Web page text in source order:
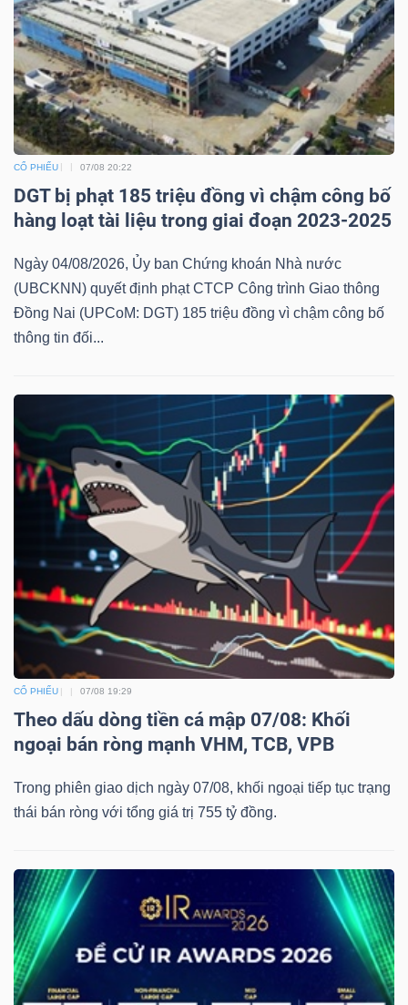
CỔ PHIẾU 07/08 20:22
DGT bị phạt 185 triệu đồng vì chậm công bố
hàng loạt tài liệu trong giai đoạn 2023-2025
Ngày 04/08/2026, Ủy ban Chứng khoán Nhà nước
(UBCKNN) quyết định phạt CTCP Công trình Giao thông
Đồng Nai (UPCoM: DGT) 185 triệu đồng vì chậm công bố
thông tin đối...
CỔ PHIẾU 07/08 19:29
Theo dấu dòng tiền cá mập 07/08: Khối
ngoại bán ròng mạnh VHM, TCB, VPB
Trong phiên giao dịch ngày 07/08, khối ngoại tiếp tục trạng
thái bán ròng với tổng giá trị 755 tỷ đồng.
tạo
Sách
tài
Công
cụ
Truyền
chính
Dữ
tài
chính